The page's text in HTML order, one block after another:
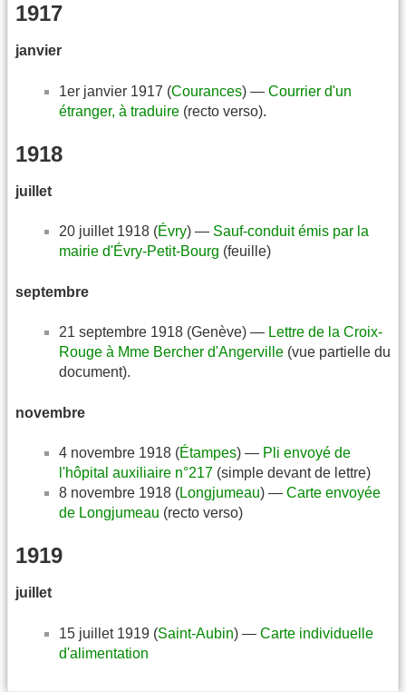
1917
janvier
1er janvier 1917 (Courances) — Courrier d'un
étranger, à traduire (recto verso).
1918
juillet
20 juillet 1918 (Évry) — Sauf-conduit émis par la
mairie d'Évry-Petit-Bourg (feuille)
septembre
21 septembre 1918 (Genève) — Lettre de la Croix-
Rouge à Mme Bercher d'Angerville (vue partielle du
document).
novembre
4 novembre 1918 (Étampes) — Pli envoyé de
l'hôpital auxiliaire n°217 (simple devant de lettre)
8 novembre 1918 (Longjumeau) — Carte envoyée
de Longjumeau (recto verso)
1919
juillet
15 juillet 1919 (Saint-Aubin) — Carte individuelle
d'alimentation